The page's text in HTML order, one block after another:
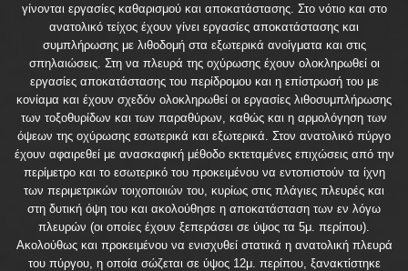
γίνονται εργασίες καθαρισμού και αποκατάστασης. Στο νότιο και στο
ανατολικό τείχος έχουν γίνει εργασίες αποκατάστασης και
συμπλήρωσης με λιθοδομή στα εξωτερικά ανοίγματα και στις
σπηλαιώσεις. Στη να πλευρά της οχύρωσης έχουν ολοκληρωθεί οι
εργασίες αποκατάστασης του περίδρομου και η επίστρωσή του με
κονίαμα και έχουν σχεδόν ολοκληρωθεί οι εργασίες λιθοσυμπλήρωσης
των τοξοθυρίδων και των παραθύρων, καθώς και η αρμολόγηση των
όψεων της οχύρωσης εσωτερικά και εξωτερικά. Στον ανατολικό πύργο
έχουν αφαιρεθεί με ανασκαφική μέθοδο εκτεταμένες επιχώσεις από την
περίμετρο και το εσωτερικό του προκειμένου να εντοπιστούν τα ίχνη
των περιμετρικών τοιχοποιιών του, κυρίως στις πλάγιες πλευρές και
στη δυτική όψη του και ακολούθησε η αποκατάσταση των εν λόγω
πλευρών (οι οποίες έχουν ξεπεράσει σε ύψος τα 5μ. περίπου).
Ακολούθως και προκειμένου να ενισχυθεί στατικά η ανατολική πλευρά
του πύργου, η οποία σώζεται σε ύψος 12μ. περίπου, ξανακτίστηκε